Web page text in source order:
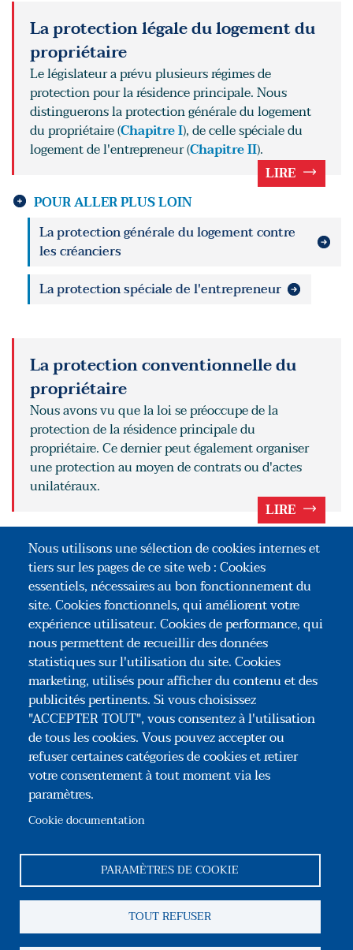
La protection légale du logement du
propriétaire
Le législateur a prévu plusieurs régimes de
protection pour la résidence principale. Nous
distinguerons la protection générale du logement
du propriétaire (Chapitre I), de celle spéciale du
logement de l'entrepreneur (Chapitre II).
LIRE
POUR ALLER PLUS LOIN
La protection générale du logement contre
les créanciers
La protection spéciale de l'entrepreneur
La protection conventionnelle du
propriétaire
Nous avons vu que la loi se préoccupe de la
protection de la résidence principale du
propriétaire. Ce dernier peut également organiser
une protection au moyen de contrats ou d'actes
unilatéraux.
LIRE
POUR ALLER PLUS LOIN
La protection à l'encontre de ses créanciers
personnels
- La protection à l'égard de l'activité
professionnelle
Nous utilisons une sélection de cookies internes et
tiers sur les pages de ce site web : Cookies
essentiels, nécessaires au bon fonctionnement du
site. Cookies fonctionnels, qui améliorent votre
expérience utilisateur. Cookies de performance, qui
nous permettent de recueillir des données
statistiques sur l'utilisation du site. Cookies
marketing, utilisés pour afficher du contenu et des
publicités pertinents. Si vous choisissez
"ACCEPTER TOUT", vous consentez à l'utilisation
de tous les cookies. Vous pouvez accepter ou
refuser certaines catégories de cookies et retirer
votre consentement à tout moment via les
paramètres.
Cookie documentation
PARAMÈTRES DE COOKIE
TOUT REFUSER
Association Congrès des Notaires de France
35, rue du Général Foy – 75008 Paris
Reseaux sociaux
ContactMentions légales
Information sur les cookiesGestion des cookies